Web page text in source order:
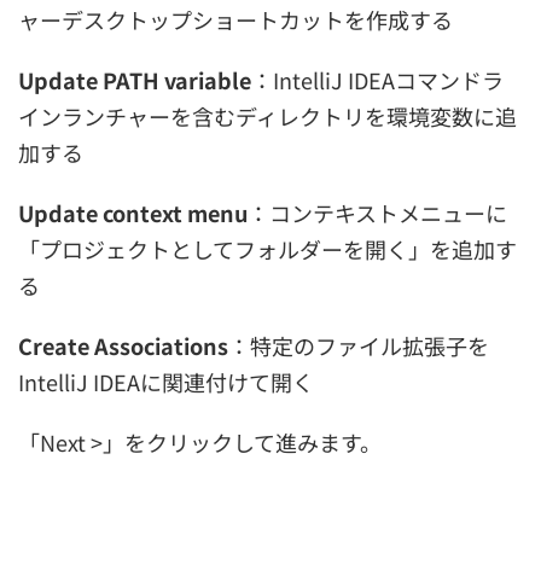
ャーデスクトップショートカットを作成する
Update PATH variable ：IntelliJ IDEAコマンドラ
インランチャーを含むディレクトリを環境変数に追
加する
Update context menu ：コンテキストメニューに
「プロジェクトとしてフォルダーを開く」を追加す
る
Create Associations ：特定のファイル拡張子を
IntelliJ IDEAに関連付けて開く
「Next >」をクリックして進みます。